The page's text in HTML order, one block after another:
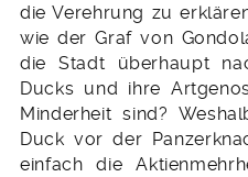
die Verehrung zu
wie der Graf von
die Stadt überhaupt
Ducks und ihre
Minderheit sind?
Duck vor der
einfach die